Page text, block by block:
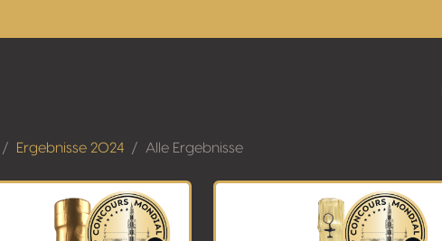
Ergebnisse 2024 Alle Ergebnisse